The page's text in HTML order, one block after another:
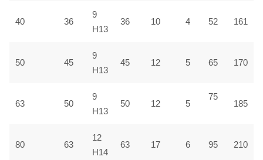
40 36
9
H13
36 10 4 52 161
50 45
9
H13
45 12 5 65 170
63 50
9
H13
50 12 5
75
185
80 63
12
H14
63 17 6 95 210